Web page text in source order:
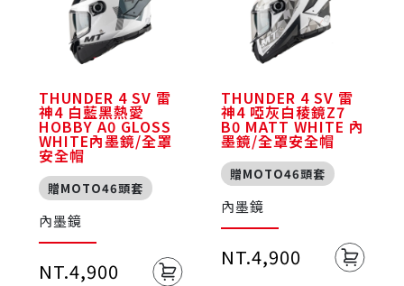
THUNDER 4 SV 雷
神4 白藍黑熱愛
HOBBY A0 GLOSS
WHITE內墨鏡/全罩
安全帽
贈MOTO46頭套
內墨鏡
NT.4,900
THUNDER 4 SV 雷
神4 啞灰白稜鏡Z7
B0 MATT WHITE 內
墨鏡/全罩安全帽
贈MOTO46頭套
內墨鏡
NT.4,900